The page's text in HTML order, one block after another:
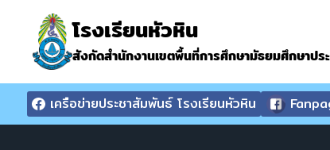
โรงเรียนหัวหิน
สังกัดสำนักงานเขตพื้นที่การศึกษามัธยมศึกษาปร
เครือข่ายประชาสัมพันธ์ โรงเรียนหัวหิน